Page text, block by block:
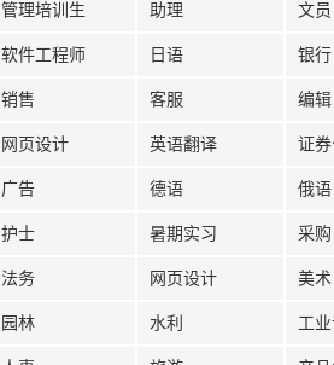
管理培训生 助理 文员
软件工程师 日语 银行
销售 客服 编辑
网页设计 英语翻译 证券
广告 德语 俄语
护士 暑期实习 采购
法务 网页设计 美术
园林 水利 工